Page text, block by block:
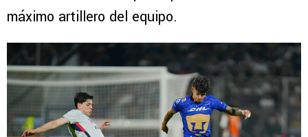
máximo artillero del equipo.